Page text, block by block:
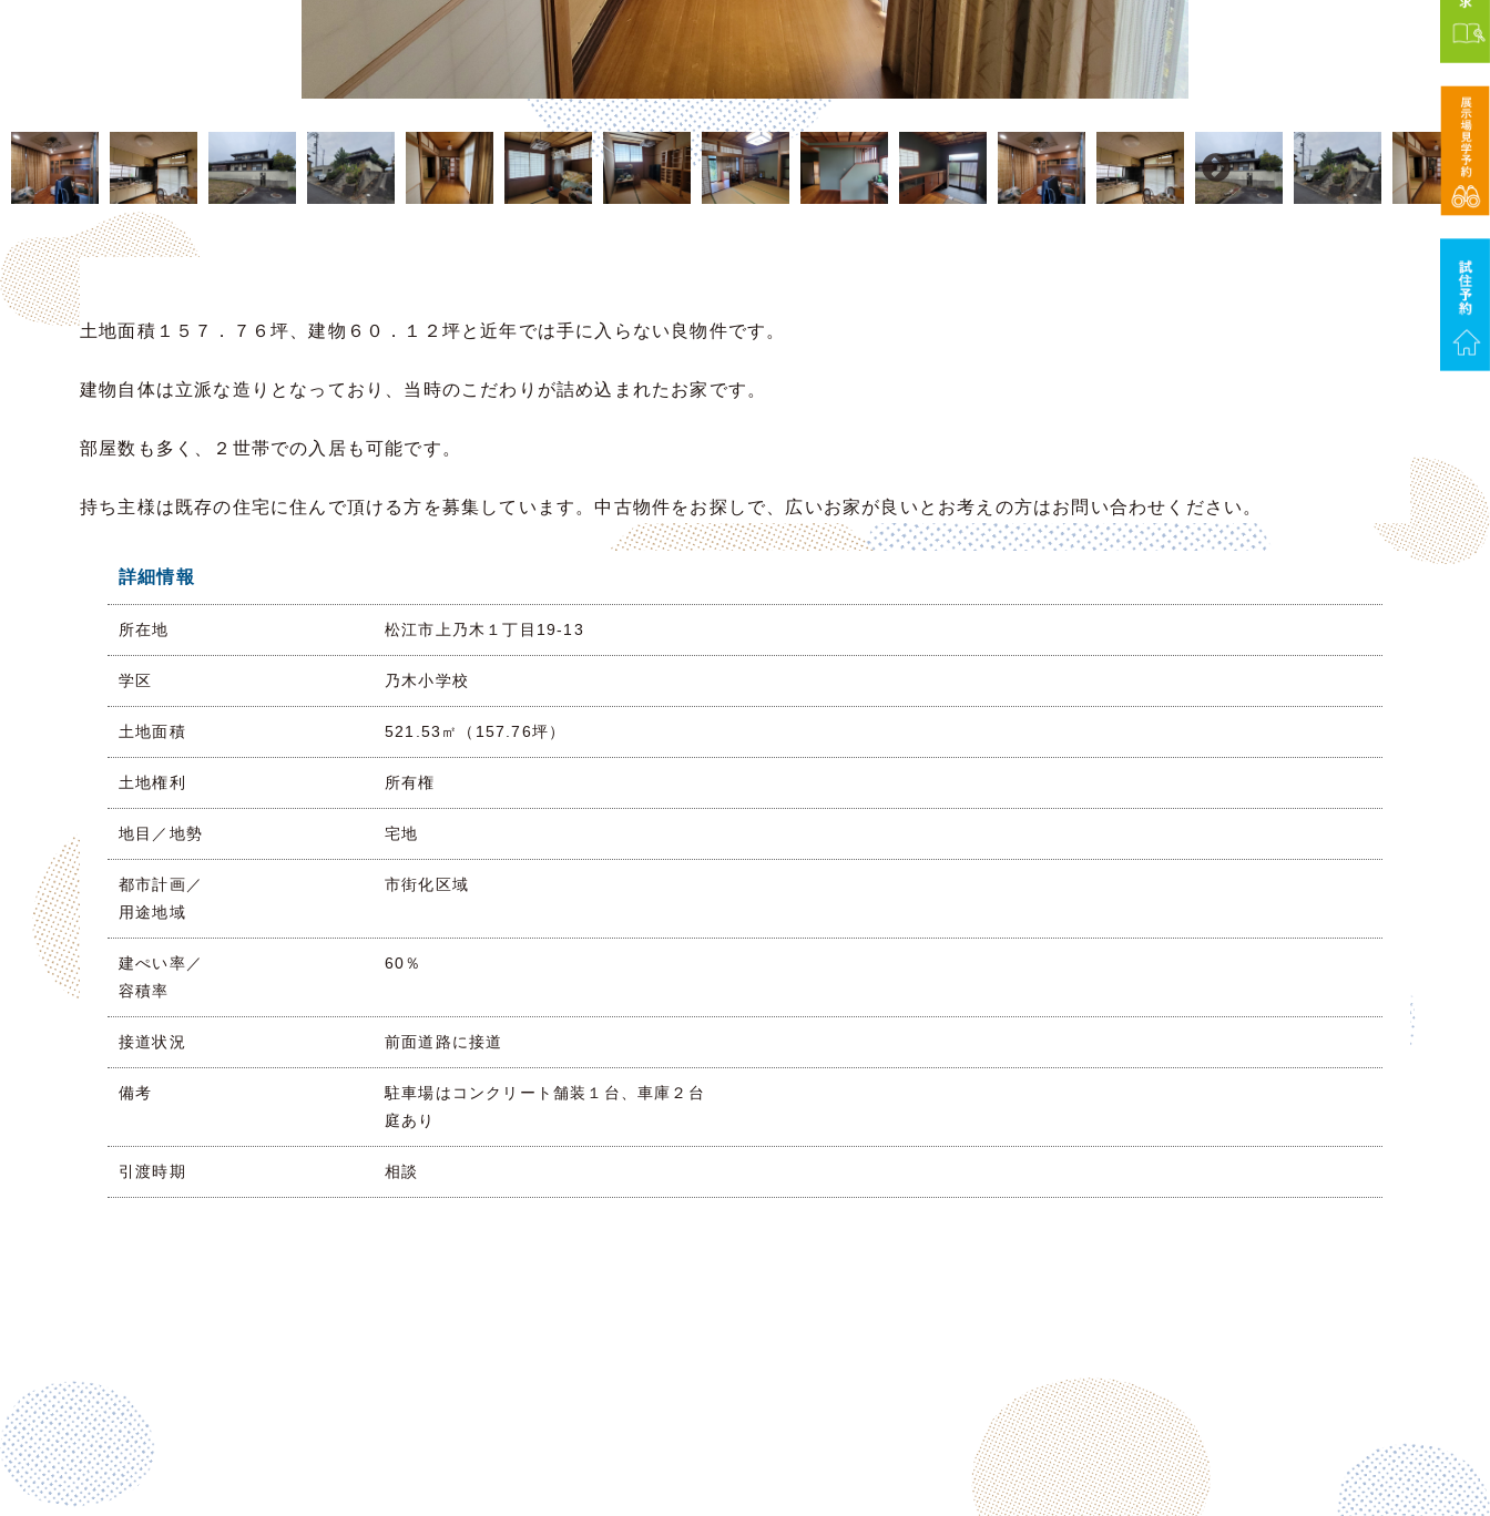
土地面積１５７．７６坪、建物６０．１２坪と近年では手に入らない良物件です。
建物自体は立派な造りとなっており、当時のこだわりが詰め込まれたお家です。
部屋数も多く、２世帯での入居も可能です。
持ち主様は既存の住宅に住んで頂ける方を募集しています。中古物件をお探しで、広いお家が良いとお考えの方はお問い合わせください。
詳細情報
所在地 松江市上乃木１丁目19-13
学区 乃木小学校
土地面積 521.53㎡（157.76坪）
土地権利 所有権
地目／地勢 宅地
都市計画／
用途地域
市街化区域
建ぺい率／
容積率
60％
接道状況 前面道路に接道
備考
駐車場はコンクリート舗装１台、車庫２台
庭あり
引渡時期 相談